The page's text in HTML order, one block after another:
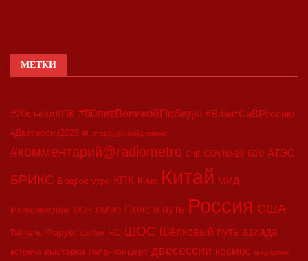
МЕТКИ
#20съездКПК #80летВеликойПобеды #ВизитСиВРоссию
#Двесессии2023 #Петербургскийдневник
#комментарий@radiometro CIIE COVID-19 G20 АТЭС
БРИКС Бодрое утро КПК Кино Китай МИД
Минкоммерции ООН ПМЭФ Пояс и путь Россия США
Тайвань Форум Харбин ЧС ШОС Шёлковый путь азиада
встреча выставка гала-концерт двесессии космос медицина